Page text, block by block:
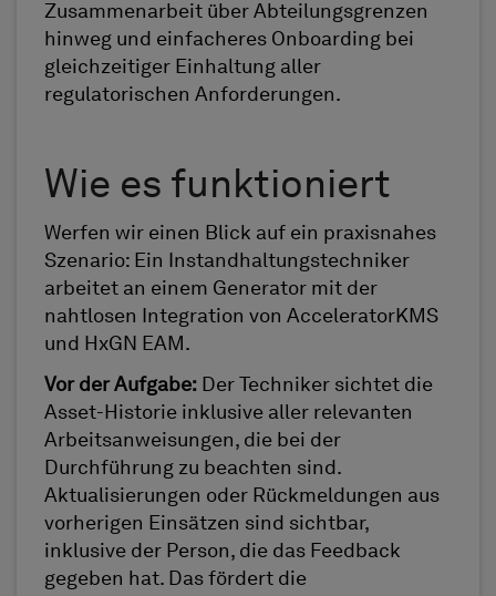
Zusammenarbeit über Abteilungsgrenzen
hinweg und einfacheres Onboarding bei
gleichzeitiger Einhaltung aller
regulatorischen Anforderungen.
Wie es funktioniert
Werfen wir einen Blick auf ein praxisnahes
Szenario: Ein Instandhaltungstechniker
arbeitet an einem Generator mit der
nahtlosen Integration von AcceleratorKMS
und HxGN EAM.
Vor der Aufgabe: Der Techniker sichtet die
Asset-Historie inklusive aller relevanten
Arbeitsanweisungen, die bei der
Durchführung zu beachten sind.
Aktualisierungen oder Rückmeldungen aus
vorherigen Einsätzen sind sichtbar,
inklusive der Person, die das Feedback
gegeben hat. Das fördert die